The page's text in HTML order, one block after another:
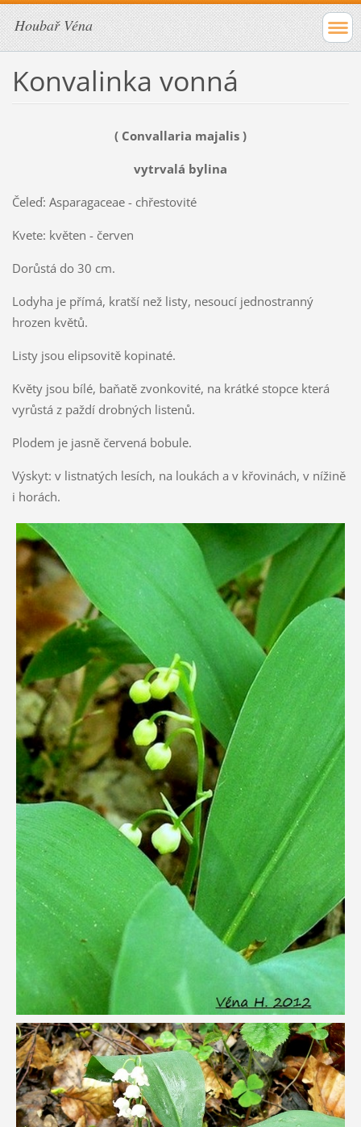
Houbař Véna
Konvalinka vonná
( Convallaria majalis )
vytrvalá bylina
Čeleď: Asparagaceae - chřestovité
Kvete: květen - červen
Dorůstá do 30 cm.
Lodyha je přímá, kratší než listy, nesoucí jednostranný
hrozen květů.
Listy jsou elipsovitě kopinaté.
Květy jsou bílé, baňatě zvonkovité, na krátké stopce která
vyrůstá z paždí drobných listenů.
Plodem je jasně červená bobule.
Výskyt: v listnatých lesích, na loukách a v křovinách, v nížině
i horách.